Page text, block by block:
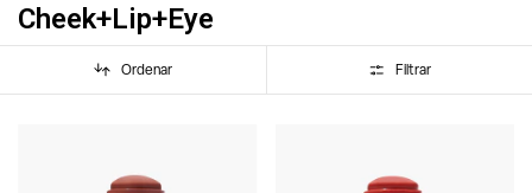
Cheek+Lip+Eye
Ordenar Filtrar